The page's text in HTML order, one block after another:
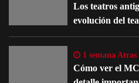
Los teatros
evolución del
1 semana Atras
Cómo ver el